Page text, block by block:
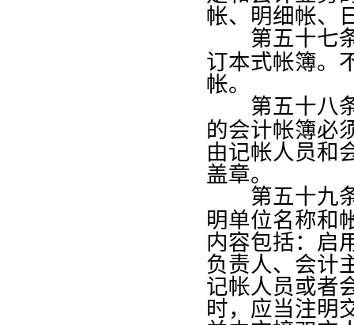
帐、明细帐、
第五十七
订本式帐簿。
帐。
第五十八
的会计帐簿必
由记帐人员和
盖章。
第五十九
明单位名称和
内容包括：启
负责人、会计
记帐人员或者
时，应当注明